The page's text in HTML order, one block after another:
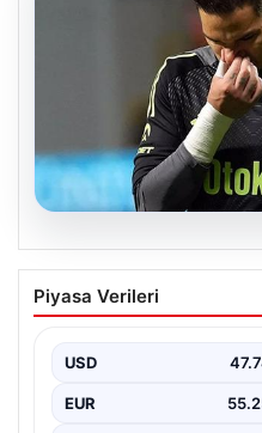
08.08.2026
Fenerbahçe,
Planlarını Suya
sürdüren Fenerbahçe
köklü bir değişikliğe
Piyasa Verileri
USD
EUR